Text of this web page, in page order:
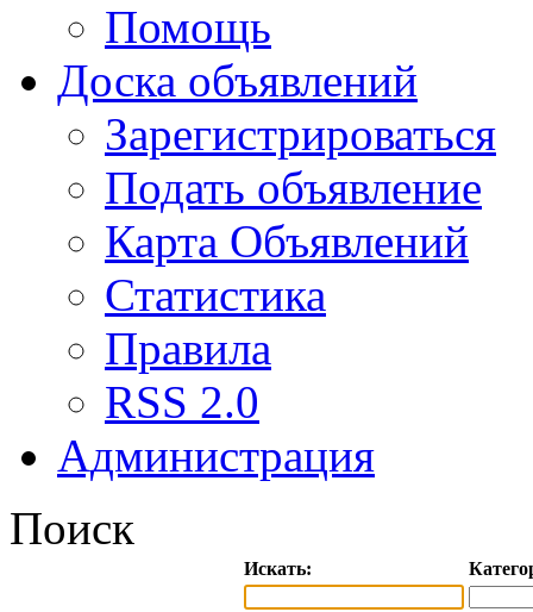
Помощь
Доска объявлений
Зарегистрироваться
Подать объявление
Карта Объявлений
Статистика
Правила
RSS 2.0
Администрация
Поиск
Искать: